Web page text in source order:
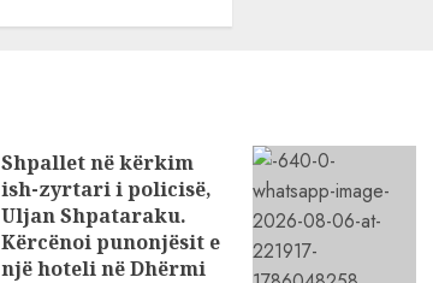
Shpallet në kërkim
ish-zyrtari i policisë,
Uljan Shpataraku.
Kërcënoi punonjësit e
një hoteli në Dhërmi